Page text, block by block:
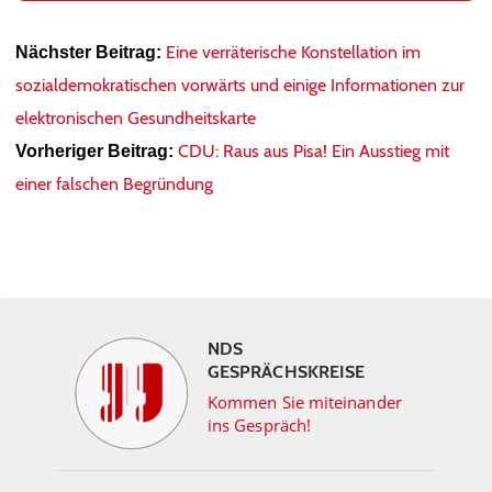
Nächster Beitrag: Eine verräterische Konstellation im
sozialdemokratischen vorwärts und einige Informationen zur
elektronischen Gesundheitskarte
Vorheriger Beitrag: CDU: Raus aus Pisa! Ein Ausstieg mit
einer falschen Begründung
NDS
GESPRÄCHSKREISE
Kommen Sie miteinander
ins Gespräch!